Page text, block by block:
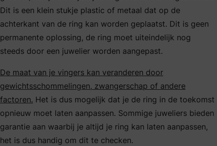
Dit is een klein stukje plastic of metaal dat op de
achterkant van de ring kan worden geplaatst. Dit is geen
permanente oplossing, de ring moet uiteindelijk nog
steeds door een juwelier worden aangepast.
De maat van je vingers kan veranderen door
gewichtsschommelingen, zwangerschap of andere
factoren. Het is dus mogelijk dat je de ring in de toekomst
opnieuw moet laten aanpassen. Sommige juweliers bieden
garantie aan waarbij je altijd je ring kan laten aanpassen,
het is dus handig om dit te checken.